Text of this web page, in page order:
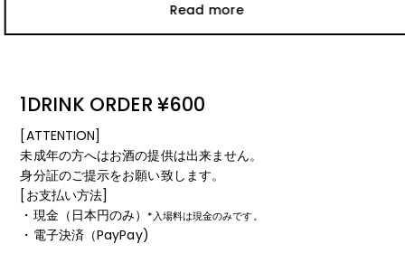
Read more
1DRINK ORDER ¥600
[ATTENTION]
未成年の方へはお酒の提供は出来ません。
身分証のご提示をお願い致します。
[お支払い方法]
・現金（日本円のみ）*入場料は現金のみです。
・電子決済（PayPay)